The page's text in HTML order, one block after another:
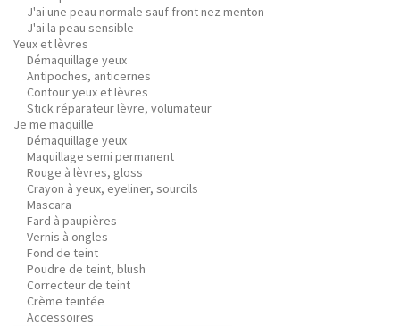
J'ai une peau normale sauf front nez menton
J'ai la peau sensible
Yeux et lèvres
Démaquillage yeux
Antipoches, anticernes
Contour yeux et lèvres
Stick réparateur lèvre, volumateur
Je me maquille
Démaquillage yeux
Maquillage semi permanent
Rouge à lèvres, gloss
Crayon à yeux, eyeliner, sourcils
Mascara
Fard à paupières
Vernis à ongles
Fond de teint
Poudre de teint, blush
Correcteur de teint
Crème teintée
Accessoires